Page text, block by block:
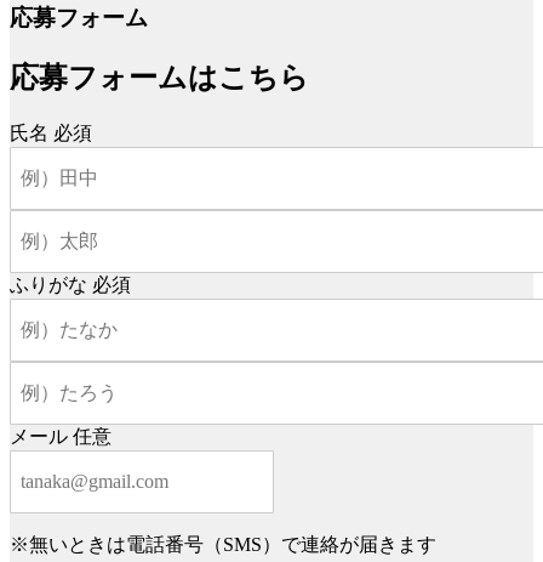
応募フォーム
応募フォームはこちら
氏名 必須
ふりがな 必須
メール 任意
※無いときは電話番号（SMS）で連絡が届きます